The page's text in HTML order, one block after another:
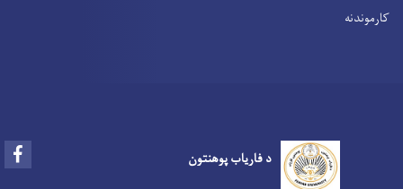
کارموندنه
د فاریاب پوهنتون